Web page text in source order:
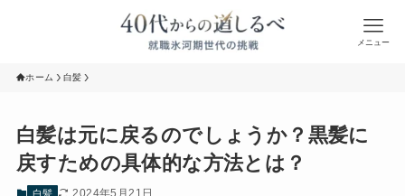
メニュー
ホーム 白髪
白髪は元に戻るのでしょうか？黒髪に
戻すための具体的な方法とは？
白髪